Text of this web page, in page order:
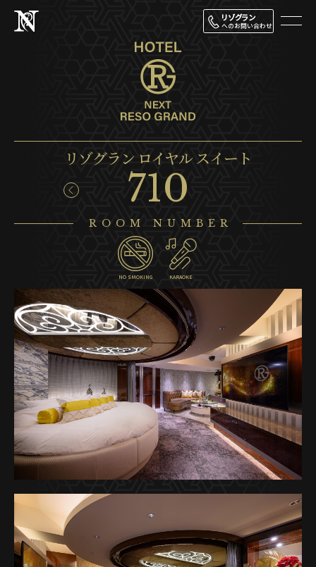
リゾグラン
へのお問い合わせ
リゾグラン ロイヤル スイート
710
ROOM NUMBER